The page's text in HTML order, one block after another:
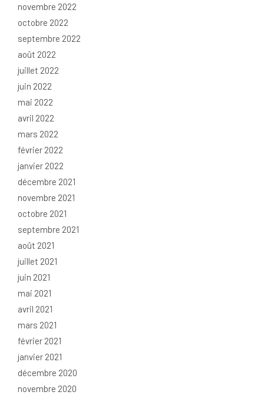
novembre 2022
octobre 2022
septembre 2022
août 2022
juillet 2022
juin 2022
mai 2022
avril 2022
mars 2022
février 2022
janvier 2022
décembre 2021
novembre 2021
octobre 2021
septembre 2021
août 2021
juillet 2021
juin 2021
mai 2021
avril 2021
mars 2021
février 2021
janvier 2021
décembre 2020
novembre 2020